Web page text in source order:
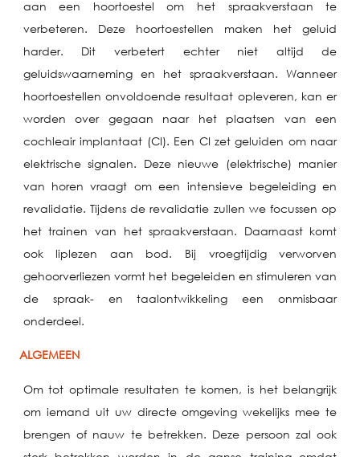
aan een hoortoestel om het spraakverstaan te
verbeteren. Deze hoortoestellen maken het geluid
harder. Dit verbetert echter niet altijd de
geluidswaarneming en het spraakverstaan. Wanneer
hoortoestellen onvoldoende resultaat opleveren, kan er
worden over gegaan naar het plaatsen van een
cochleair implantaat (CI). Een CI zet geluiden om naar
elektrische signalen. Deze nieuwe (elektrische) manier
van horen vraagt om een intensieve begeleiding en
revalidatie. Tijdens de revalidatie zullen we focussen op
het trainen van het spraakverstaan. Daarnaast komt
ook liplezen aan bod. Bij vroegtijdig verworven
gehoorverliezen vormt het begeleiden en stimuleren van
de spraak- en taalontwikkeling een onmisbaar
onderdeel.
ALGEMEEN
Om tot optimale resultaten te komen, is het belangrijk
om iemand uit uw directe omgeving wekelijks mee te
brengen of nauw te betrekken. Deze persoon zal ook